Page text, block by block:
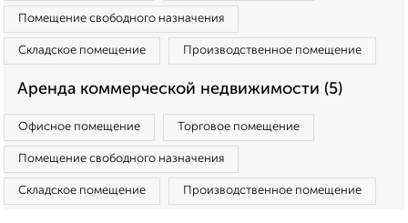
Помещение свободного назначения
Складское помещение Производственное помещение
Аренда коммерческой недвижимости (5)
Офисное помещение Торговое помещение
Помещение свободного назначения
Складское помещение Производственное помещение